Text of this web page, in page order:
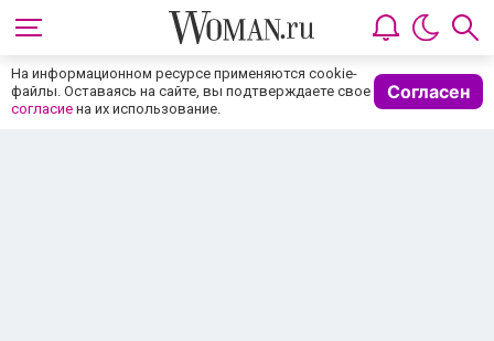
На информационном ресурсе применяются cookie-
файлы. Оставаясь на сайте, вы подтверждаете свое
согласие на их использование.
Согласен